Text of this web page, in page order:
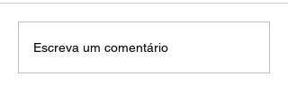
Escreva um comentário